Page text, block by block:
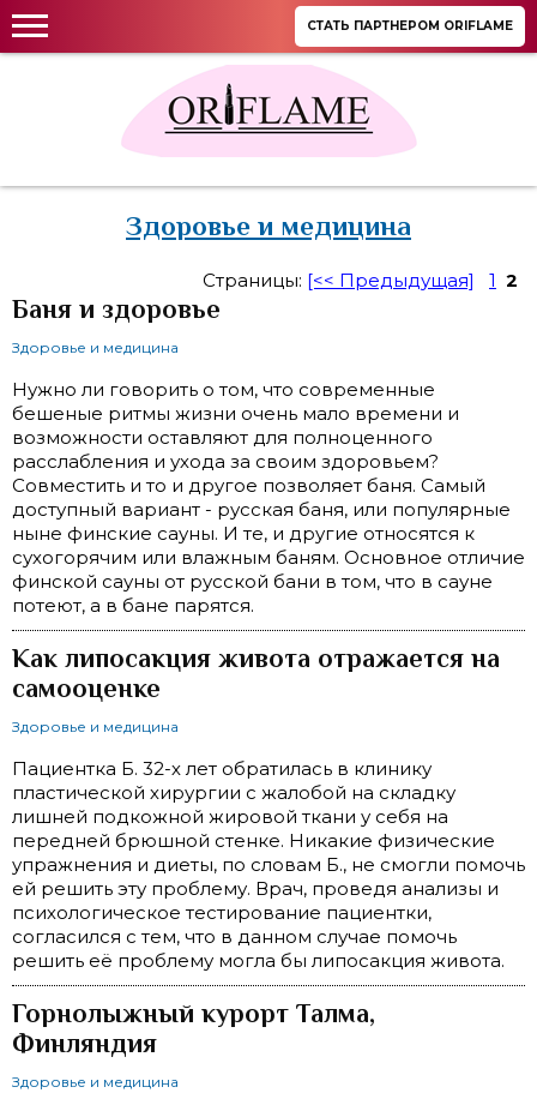
СТАТЬ ПАРТНЕРОМ ORIFLAME
Здоровье и медицина
Страницы: [<< Предыдущая] 1 2
Баня и здоровье
Здоровье и медицина
Нужно ли говорить о том, что современные
бешеные ритмы жизни очень мало времени и
возможности оставляют для полноценного
расслабления и ухода за своим здоровьем?
Совместить и то и другое позволяет баня. Самый
доступный вариант - русская баня, или популярные
ныне финские сауны. И те, и другие относятся к
сухогорячим или влажным баням. Основное отличие
финской сауны от русской бани в том, что в сауне
потеют, а в бане парятся.
Как липосакция живота отражается на
самооценке
Здоровье и медицина
Пациентка Б. 32-х лет обратилась в клинику
пластической хирургии с жалобой на складку
лишней подкожной жировой ткани у себя на
передней брюшной стенке. Никакие физические
упражнения и диеты, по словам Б., не смогли помочь
ей решить эту проблему. Врач, проведя анализы и
психологическое тестирование пациентки,
согласился с тем, что в данном случае помочь
решить её проблему могла бы липосакция живота.
Горнолыжный курорт Талма,
Финляндия
Здоровье и медицина